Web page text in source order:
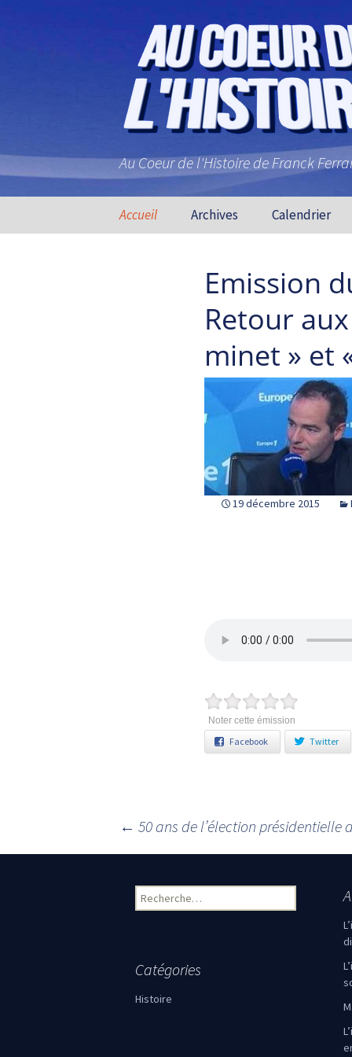
Au Coeur de l'Histoire de Franck
Aller au contenu principal
Accueil Archives Calendrier
Emission
Retour
minet » et
19 décembre 2015
Noter cette émission
Facebook Twitter
Navigation des articles
← 50 ans de l’élection présidentielle
Rechercher :
Catégories
Histoire